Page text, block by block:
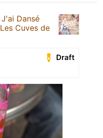
J'ai Dansé
Les Cuves de
Draft